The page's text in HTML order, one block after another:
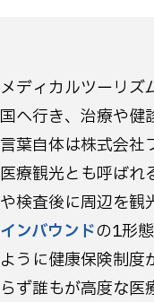
メディカルツーリズ
国へ行き、治療や健
言葉自体は株式会社
医療観光とも呼ばれ
や検査後に周辺を観
インバウンドの1形
ように健康保険制度
らず誰もが高度な医